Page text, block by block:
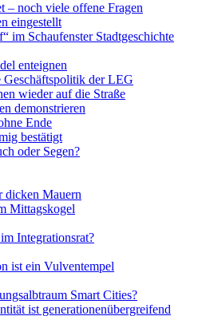
– noch viele offene Fragen
eingestellt
im Schaufenster Stadtgeschichte
enteignen
Geschäftspolitik der LEG
wieder auf die Straße
demonstrieren
Ende
bestätigt
oder Segen?
dicken Mauern
Mittagskogel
Integrationsrat?
ist ein Vulventempel
Smart Cities?
ist generationenübergreifend